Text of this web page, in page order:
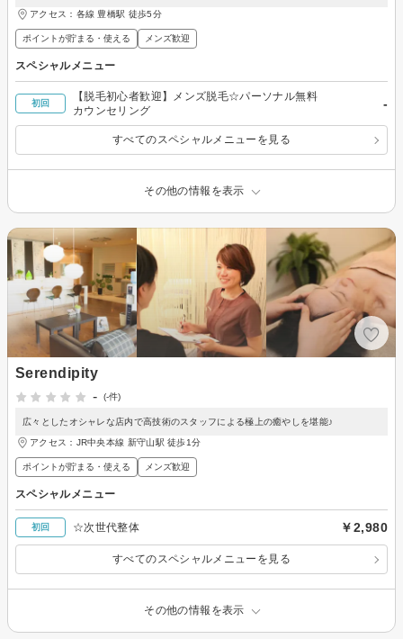
アクセス：各線 豊橋駅 徒歩5分
ポイントが貯まる・使える メンズ歓迎
スペシャルメニュー
初回
【脱毛初心者歓迎】メンズ脱毛☆パーソナル無料
カウンセリング
-
すべてのスペシャルメニューを見る
その他の情報を表示
Serendipity
-
(-件)
広々としたオシャレな店内で高技術のスタッフによる極上の癒やしを堪能♪
アクセス：JR中央本線 新守山駅 徒歩1分
ポイントが貯まる・使える メンズ歓迎
スペシャルメニュー
初回 ☆次世代整体 ￥2,980
すべてのスペシャルメニューを見る
その他の情報を表示